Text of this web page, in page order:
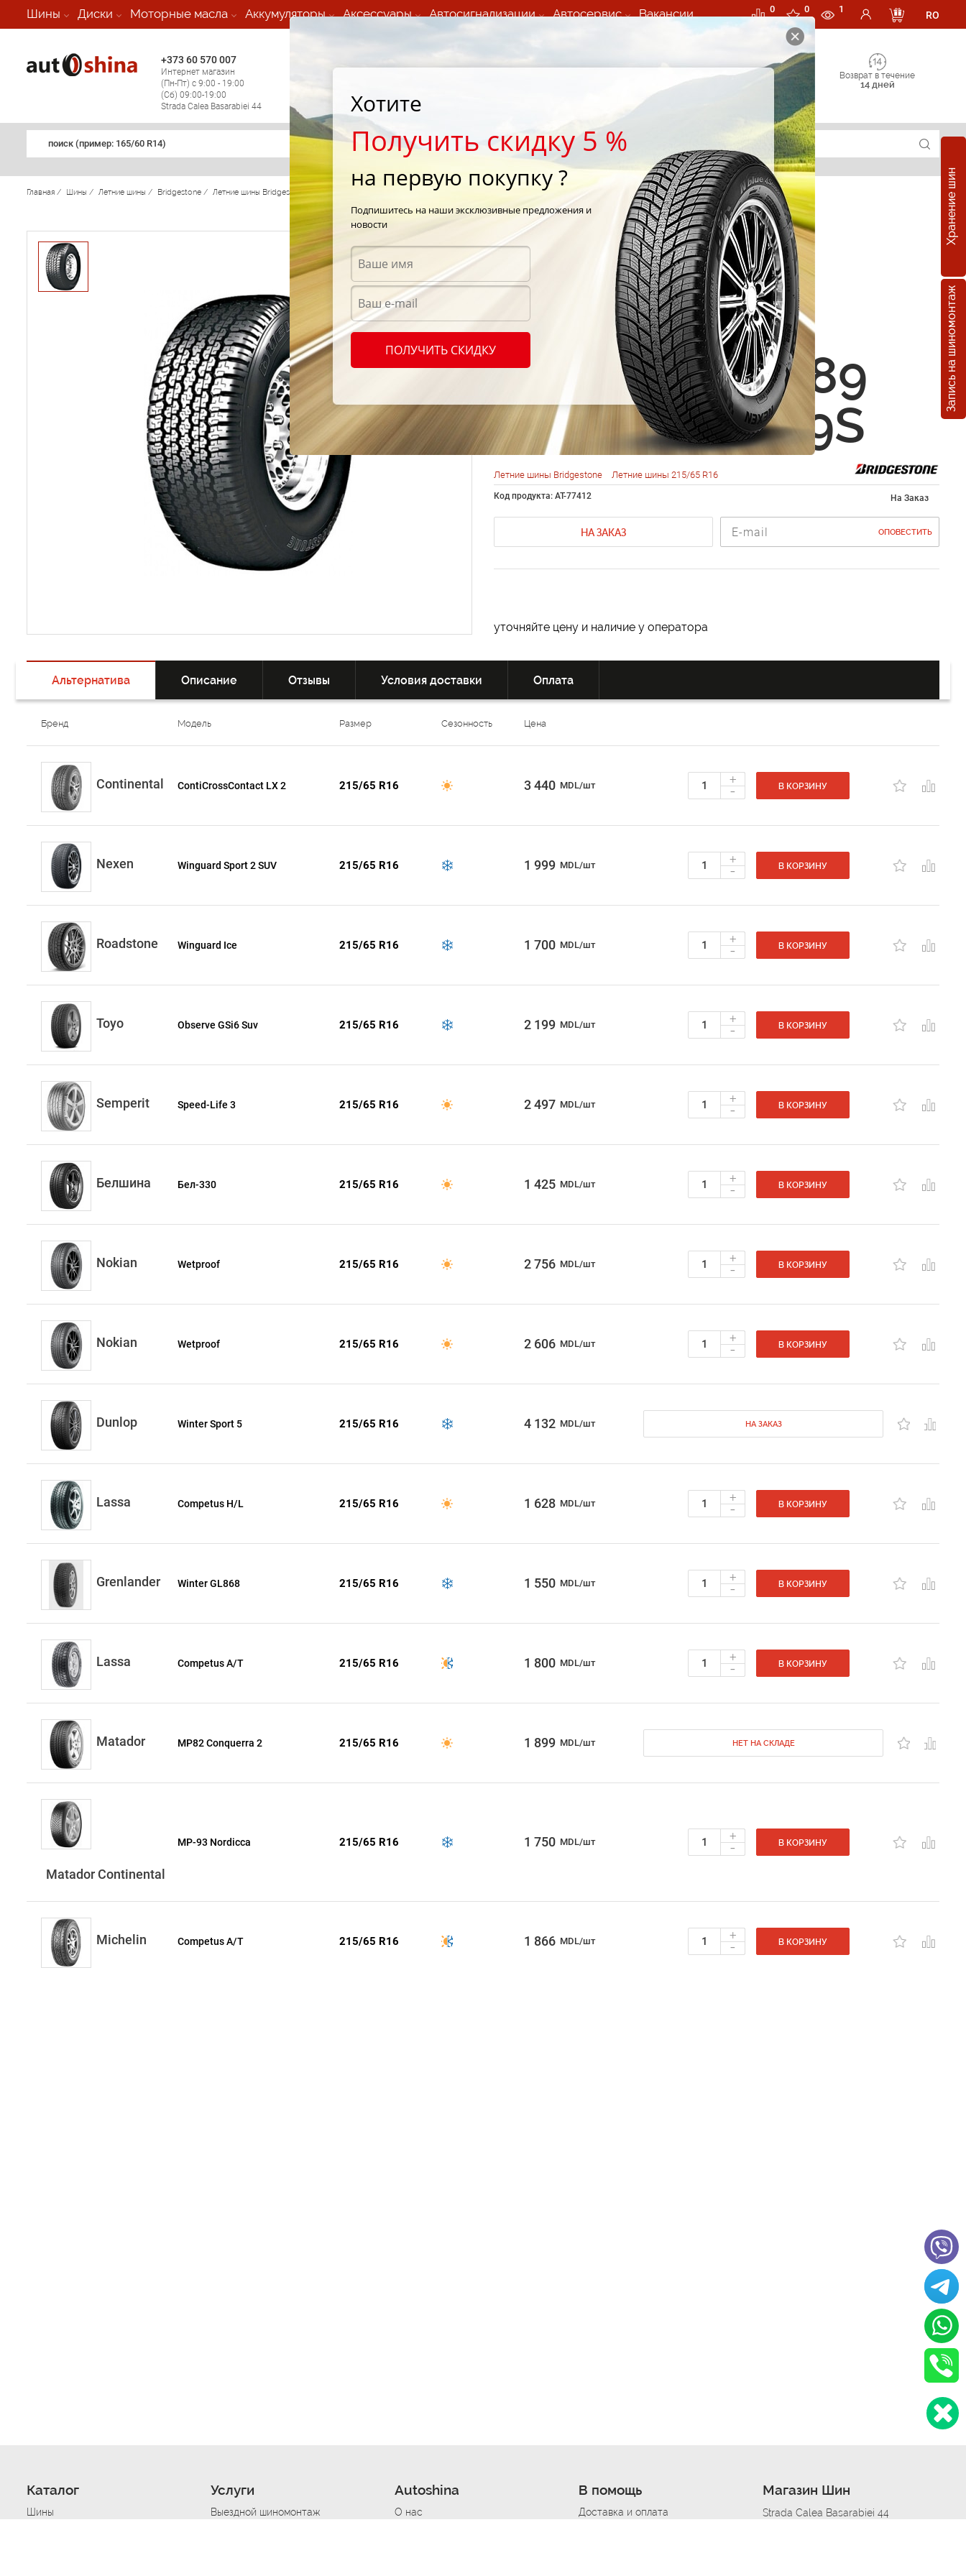
Шины Диски Моторные масла Аккумуляторы Аксессуары Автосигнализации Автосервис Вакансии 0 0 1
RO
+373 60 570 007
Интернет магазин
(Пн-Пт) с 9:00 - 19:00
(Сб) 09:00-19:00
Strada Calea Basarabiei 44
Мобильный шиномонтаж 24/7
Возврат в течение
14 дней
поиск (примеp: 165/60 R14)
Хранение шин
Запись на шиномонтаж
Главная / Шины / Летние шины / Bridgestone / Летние шины Bridgestone/ Dueler H/T 689 Bridgestone Dueler H/T 689 215/65 R16 89S
Летние шины
Bridgestone
Dueler H/T 689
215/65 R16 89S
Летние шины Bridgestone Летние шины 215/65 R16
Код продукта: AT-77412 На Заказ
НА ЗАКАЗ ОПОВЕСТИТЬ
уточняйте цену и наличие у оператора
Альтернатива Описание Отзывы Условия доставки Оплата
Бренд Модель Размер Сезонность Цена
Continental ContiCrossContact LX 2 215/65 R16 3 440 MDL/шт +
- В КОРЗИНУ
Nexen Winguard Sport 2 SUV 215/65 R16 1 999 MDL/шт +
- В КОРЗИНУ
Roadstone Winguard Ice 215/65 R16 1 700 MDL/шт +
- В КОРЗИНУ
Toyo Observe GSi6 Suv 215/65 R16 2 199 MDL/шт +
- В КОРЗИНУ
Semperit Speed-Life 3 215/65 R16 2 497 MDL/шт +
- В КОРЗИНУ
Белшина Бел-330 215/65 R16 1 425 MDL/шт +
- В КОРЗИНУ
Nokian Wetproof 215/65 R16 2 756 MDL/шт +
- В КОРЗИНУ
Nokian Wetproof 215/65 R16 2 606 MDL/шт +
- В КОРЗИНУ
Dunlop Winter Sport 5 215/65 R16 4 132 MDL/шт НА ЗАКАЗ
Lassa Competus H/L 215/65 R16 1 628 MDL/шт +
- В КОРЗИНУ
Grenlander Winter GL868 215/65 R16 1 550 MDL/шт +
- В КОРЗИНУ
Lassa Competus A/T 215/65 R16 1 800 MDL/шт +
- В КОРЗИНУ
Matador MP82 Conquerra 2 215/65 R16 1 899 MDL/шт НЕТ НА СКЛАДЕ
Matador Continental
MP-93 Nordicca 215/65 R16 1 750 MDL/шт +
- В КОРЗИНУ
Michelin Competus A/T 215/65 R16 1 866 MDL/шт +
- В КОРЗИНУ
Каталог
Шины
Услуги
Выездной шиномонтаж
Autoshina
О нас
В помощь
Доставка и оплата
Магазин Шин
Strada Calea Basarabiei 44
Хотите
Получить скидку 5 %
на первую покупку ?
Подпишитесь на наши эксклюзивные предложения и
новости
ПОЛУЧИТЬ СКИДКУ